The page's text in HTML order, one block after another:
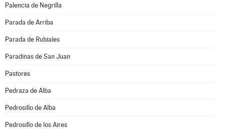
Palencia de Negrilla
Parada de Arriba
Parada de Rubiales
Paradinas de San Juan
Pastores
Pedraza de Alba
Pedrosillo de Alba
Pedrosillo de los Aires